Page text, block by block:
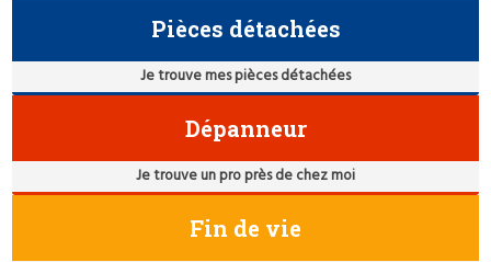
Pièces détachées
Je trouve mes pièces détachées
Dépanneur
Je trouve un pro près de chez moi
Fin de vie